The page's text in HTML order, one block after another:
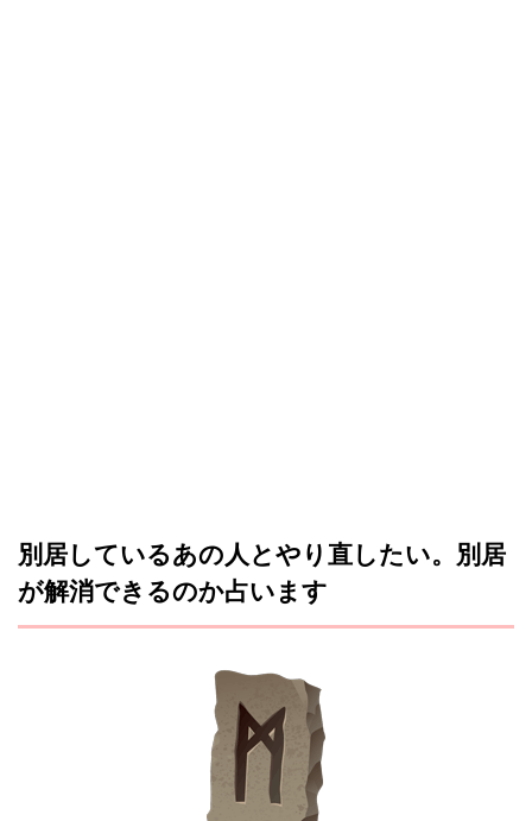
別居しているあの人とやり直したい。別居
が解消できるのか占います